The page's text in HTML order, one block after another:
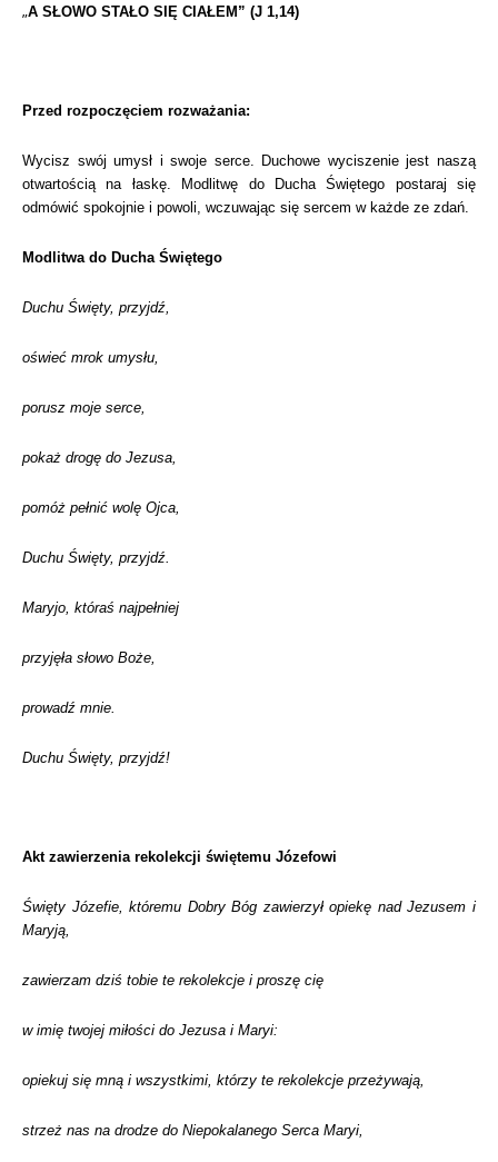
„A SŁOWO STAŁO SIĘ CIAŁEM” (J 1,14)
Przed rozpoczęciem rozważania:
Wycisz swój umysł i swoje serce. Duchowe wyciszenie jest naszą
otwartością na łaskę. Modlitwę do Ducha Świętego postaraj się
odmówić spokojnie i powoli, wczuwając się sercem w każde ze zdań.
Modlitwa do Ducha Świętego
Duchu Święty, przyjdź,
oświeć mrok umysłu,
porusz moje serce,
pokaż drogę do Jezusa,
pomóż pełnić wolę Ojca,
Duchu Święty, przyjdź.
Maryjo, któraś najpełniej
przyjęła słowo Boże,
prowadź mnie.
Duchu Święty, przyjdź!
Akt zawierzenia rekolekcji świętemu Józefowi
Święty Józefie, któremu Dobry Bóg zawierzył opiekę nad Jezusem i
Maryją,
zawierzam dziś tobie te rekolekcje i proszę cię
w imię twojej miłości do Jezusa i Maryi:
opiekuj się mną i wszystkimi, którzy te rekolekcje przeżywają,
strzeż nas na drodze do Niepokalanego Serca Maryi,